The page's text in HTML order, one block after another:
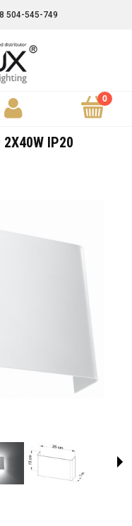
504-545-749
2X40W IP20